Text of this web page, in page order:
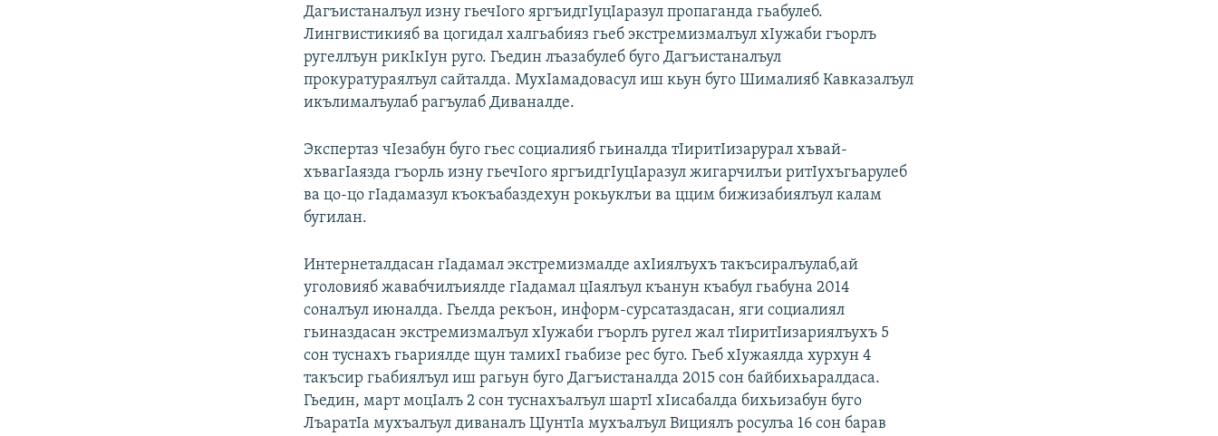
Дагъистаналъул изну гьечIого яргъидгIуцIаразул пропаганда гьабулеб.
Лингвистикияб ва цогидал халгьабияз гьеб экстремизмалъул хIужаби гъорлъ
ругеллъун рикIкIун руго. Гьедин лъазабулеб буго Дагъистаналъул
прокуратураялъул сайталда. МухIамадовасул иш кьун буго Шималияб Кавказалъул
икълималъулаб рагъулаб Диваналде.
Экспертаз чIезабун буго гьес социалияб гьиналда тIиритIизарурал хъвай-
хъвагIаязда гъорль изну гьечIого яргъидгIуцIаразул жигарчилъи ритIухъгьарулеб
ва цо-цо гIадамазул къокъабаздехун рокьуклъи ва ццим бижизабиялъул калам
бугилан.
Интернеталдасан гIадамал экстремизмалде ахIиялъухъ такъсиралъулаб,ай
уголовияб жавабчилъиялде гIадамал цIаялъул къанун къабул гьабуна 2014
соналъул июналда. Гьелда рекъон, информ-сурсатаздасан, яги социалиял
гьиназдасан экстремизмалъул хIужаби гъорлъ ругел жал тIиритIизариялъухъ 5
сон туснахъ гьариялде щун тамихI гьабизе рес буго. Гьеб хIужаялда хурхун 4
такъсир гьабиялъул иш рагьун буго Дагъистаналда 2015 сон байбихьаралдаса.
Гьедин, март моцIалъ 2 сон туснахъалъул шартI хIисабалда бихьизабун буго
ЛъаратIа мухъалъул диваналъ ЦIунтIа мухъалъул Вициялъ росулъа 16 сон барав